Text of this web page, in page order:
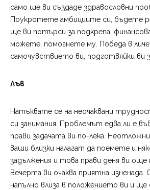
само ще ви създаде здравословни
Поукротете амбициите си, бъдете
ще ви потърси за подкрепа,
можете, помогнете му. Победа в
самочувствието ви, подготвяйки ви
Лъв
Натъквате се на неочаквани
си занимания. Проблемът едва ли е
прави задачата ви по-лека.
ваши близки налагат да поемете и
задължения и това прави деня ви още
Вечерта ви очаква приятна
напълно влиза в положението ви и ще